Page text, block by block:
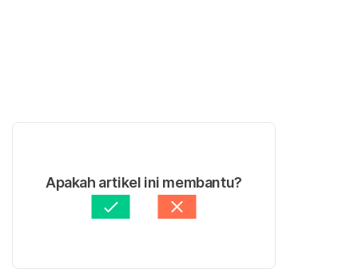
Apakah artikel ini membantu?